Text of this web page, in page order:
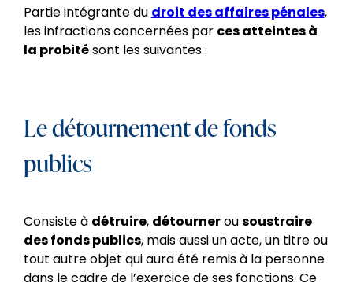
Partie intégrante du droit des affaires pénales,
les infractions concernées par ces atteintes à
la probitésont les suivantes :
Le détournement de fonds
publics
Consiste à détruire, détournerousoustraire
des fonds publics, mais aussi un acte, un titre ou
tout autre objet qui aura été remis à la personne
dans le cadre de l’exercice de ses fonctions. Ce